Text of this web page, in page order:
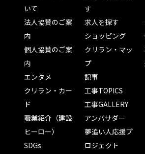
いて
法人協賛のご案
内
個人協賛のご案
内
エンタメ
クリラン・カー
ド
職業紹介（建設
ヒーロー）
SDGs
す
求人を探す
ショッピング
クリラン・マッ
プ
記事
工事TOPICS
工事GALLERY
アンバサダー
夢追い人応援プ
ロジェクト